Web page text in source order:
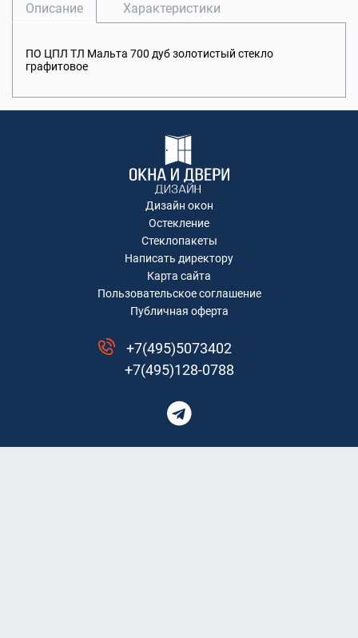
Описание Характеристики
ПО ЦПЛ ТЛ Мальта 700 дуб золотистый стекло
графитовое
Дизайн окон
Остекление
Стеклопакеты
Написать директору
Карта сайта
Пользовательское соглашение
Публичная оферта
+7(495)5073402
+7(495)128-0788